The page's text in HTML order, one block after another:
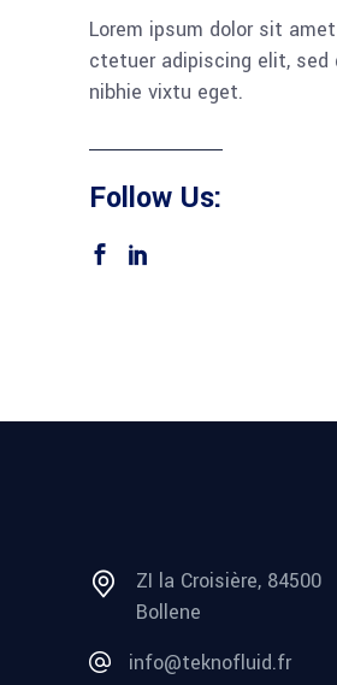
Lorem ipsum dolor sit
ctetuer adipiscing elit, sed
nibhie vixtu eget.
Follow Us:
ZI la Croisière, 84500
Bollene
info@teknofluid.fr